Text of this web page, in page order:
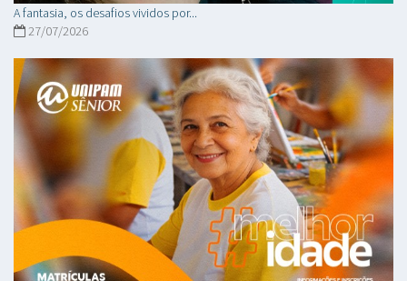
A fantasia, os desafios vividos por...
27/07/2026